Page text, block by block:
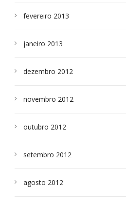
fevereiro 2013
janeiro 2013
dezembro 2012
novembro 2012
outubro 2012
setembro 2012
agosto 2012